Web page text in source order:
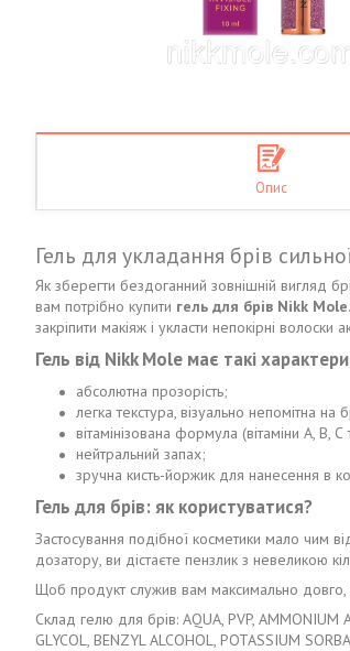
Опис
Гель для укладання брів
Як зберегти бездоганний зовнішній вигляд
вам потрібно купити гель для брів Nikk Mole
закріпити макіяж і укласти непокірні волоски
Гель від Nikk Mole має такі
абсолютна прозорість;
легка текстура, візуально непомітна на
вітамінізована формула (вітаміни А, В, С
нейтральний запах;
зручна кисть-йоржик для нанесення в
Гель для брів: як користуватися?
Застосування подібної косметики мало чим
дозатору, ви дістаєте пензлик з невеликою
Щоб продукт служив вам максимально довго,
Склад гелю для брів: AQUA, PVP, AMMONIUM
GLYCOL, BENZYL ALCOHOL, POTASSIUM